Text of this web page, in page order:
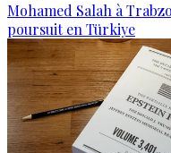
Mohamed Salah à
poursuit en Türkiye